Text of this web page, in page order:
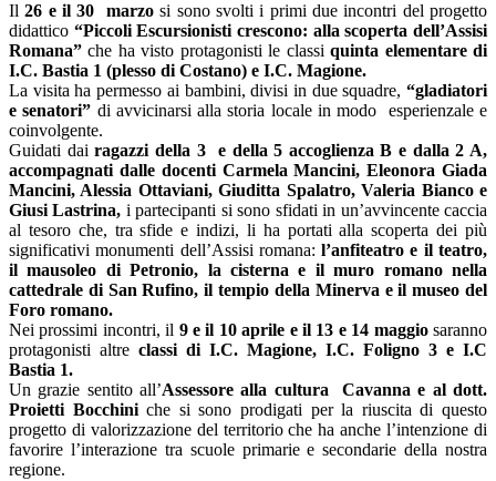
Il26 e il 30 marzo si sono svolti i primi due incontri del progetto
didattico “Piccoli Escursionisti crescono: alla scoperta dell’Assisi
Romana” che ha visto protagonisti le classiquinta elementare di
I.C. Bastia 1 (plesso di Costano) e I.C. Magione.
La visita ha permesso ai bambini, divisi in due squadre, “gladiatori
e senatori” di avvicinarsi alla storia locale in modo esperienzale e
coinvolgente.
Guidati dairagazzi della 3 e della 5 accoglienza B e dalla 2 A,
accompagnati dalle docenti Carmela Mancini, Eleonora Giada
Mancini, Alessia Ottaviani, Giuditta Spalatro, Valeria Bianco e
Giusi Lastrina, i partecipanti si sono sfidati in un’avvincente caccia
al tesoro che, tra sfide e indizi, li ha portati alla scoperta dei più
significativi monumenti dell’Assisi romana:l’anfiteatro e il teatro,
il mausoleo di Petronio, la cisterna e il muro romano nella
cattedrale di San Rufino, il tempio della Minerva e il museo del
Foro romano.
Nei prossimi incontri, il 9 e il 10 aprile e il 13 e 14 maggiosaranno
protagonisti altre classi di I.C. Magione, I.C. Foligno 3 e I.C
Bastia 1.
Un grazie sentito all’Assessore alla cultura Cavanna e al dott.
Proietti Bocchiniche si sono prodigati per la riuscita di questo
progetto di valorizzazione del territorio che ha anche l’intenzione di
favorire l’interazione tra scuole primarie e secondarie della nostra
regione.